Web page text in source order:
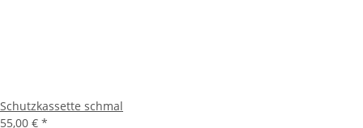
Schutzkassette schmal
55,00 € *